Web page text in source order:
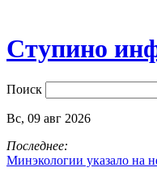
Ступино
Поиск
Вс, 09 авг 2026
Последнее:
Минэкологии указало на